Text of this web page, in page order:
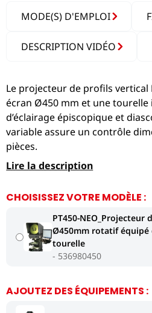
MODE(S) D'EMPLOI
DESCRIPTION VIDÉO
Le projecteur de profils vertical
écran Ø450 mm et une tourelle
d’éclairage épiscopique et
variable assure un contrôle
pièces.
Lire la description
CHOISISSEZ VOTRE MODÈLE :
PT450-
Ø450mm rotatif
tourelle
536980450
AJOUTEZ DES ÉQUIPEMENTS :